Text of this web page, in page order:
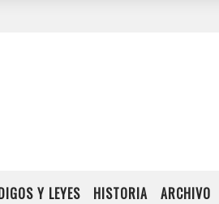
Y LEYES HISTORIA ARCHIVO